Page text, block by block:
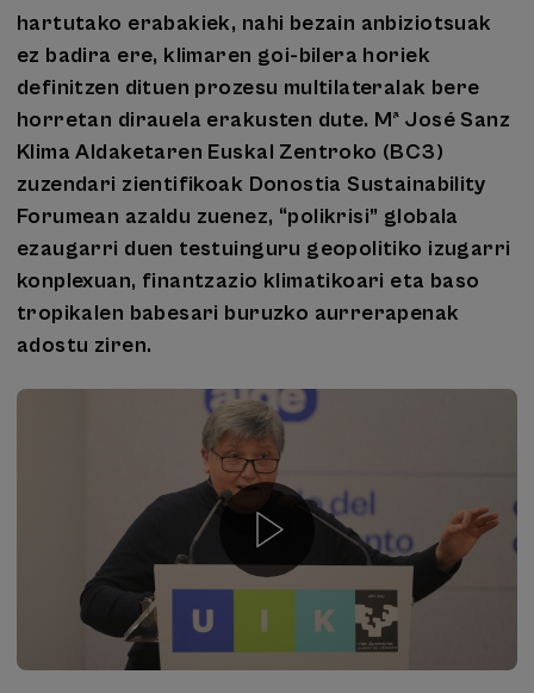
hartutako erabakiek, nahi bezain anbiziotsuak
ez badira ere, klimaren goi-bilera horiek
definitzen dituen prozesu multilateralak bere
horretan dirauela erakusten dute. Mª José Sanz
Klima Aldaketaren Euskal Zentroko (BC3)
zuzendari zientifikoak Donostia Sustainability
Forumean azaldu zuenez, “polikrisi” globala
ezaugarri duen testuinguru geopolitiko izugarri
konplexuan, finantzazio klimatikoari eta baso
tropikalen babesari buruzko aurrerapenak
adostu ziren.